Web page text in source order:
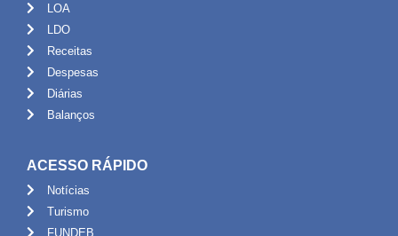
LOA
LDO
Receitas
Despesas
Diárias
Balanços
ACESSO RÁPIDO
Notícias
Turismo
FUNDEB